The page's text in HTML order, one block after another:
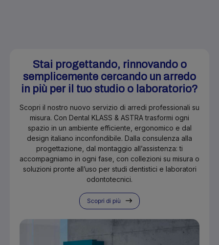
Stai progettando, rinnovando o
semplicemente cercando un arredo
in più per il tuo studio o laboratorio?
Scopri il nostro nuovo servizio di arredi professionali su
misura. Con Dental KLASS & ASTRA trasformi ogni
spazio in un ambiente efficiente, ergonomico e dal
design italiano inconfondibile. Dalla consulenza alla
progettazione, dal montaggio all’assistenza: ti
accompagniamo in ogni fase, con collezioni su misura o
soluzioni pronte all’uso per studi dentistici e laboratori
odontotecnici.
Scopri di più